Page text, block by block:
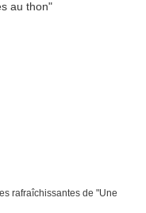
rafraîchissantes de "Une